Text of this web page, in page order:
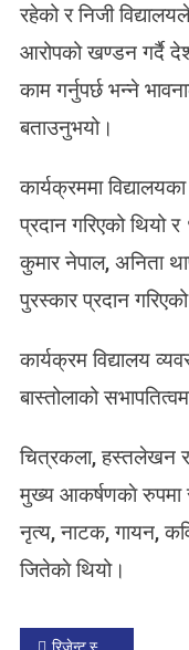
रहेको र निजी
आरोपको खण्डन गर्दै
काम गर्नुपर्छ भन्ने
बताउनुभयो।
कार्यक्रममा
प्रदान गरिएको थियो
कुमार नेपाल, अनिता
पुरस्कार प्रदान
कार्यक्रम विद्यालय
बास्तोलाको
चित्रकला, हस्तलेखन र
मुख्य आकर्षणकाे रुपमा
नृत्य, नाटक, गायन,
जितेकाे थियो।
रिजेन्ट स्कुलको ११ औँ वार्षिक उत्सवमा सजिएको नेपाल